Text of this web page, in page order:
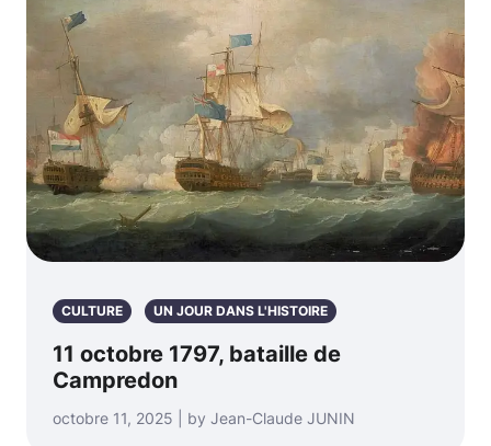
CULTURE UN JOUR DANS L'HISTOIRE
11 octobre 1797, bataille de
Campredon
octobre 11, 2025 | by Jean-Claude JUNIN